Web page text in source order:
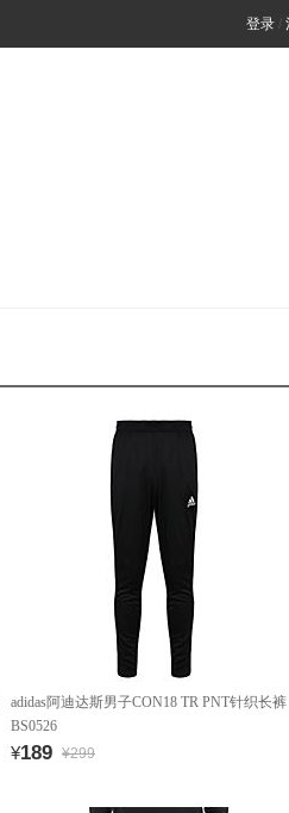
登录 /
adidas阿迪达斯男子CON18 TR PNT针织长裤
BS0526
¥189 ¥299